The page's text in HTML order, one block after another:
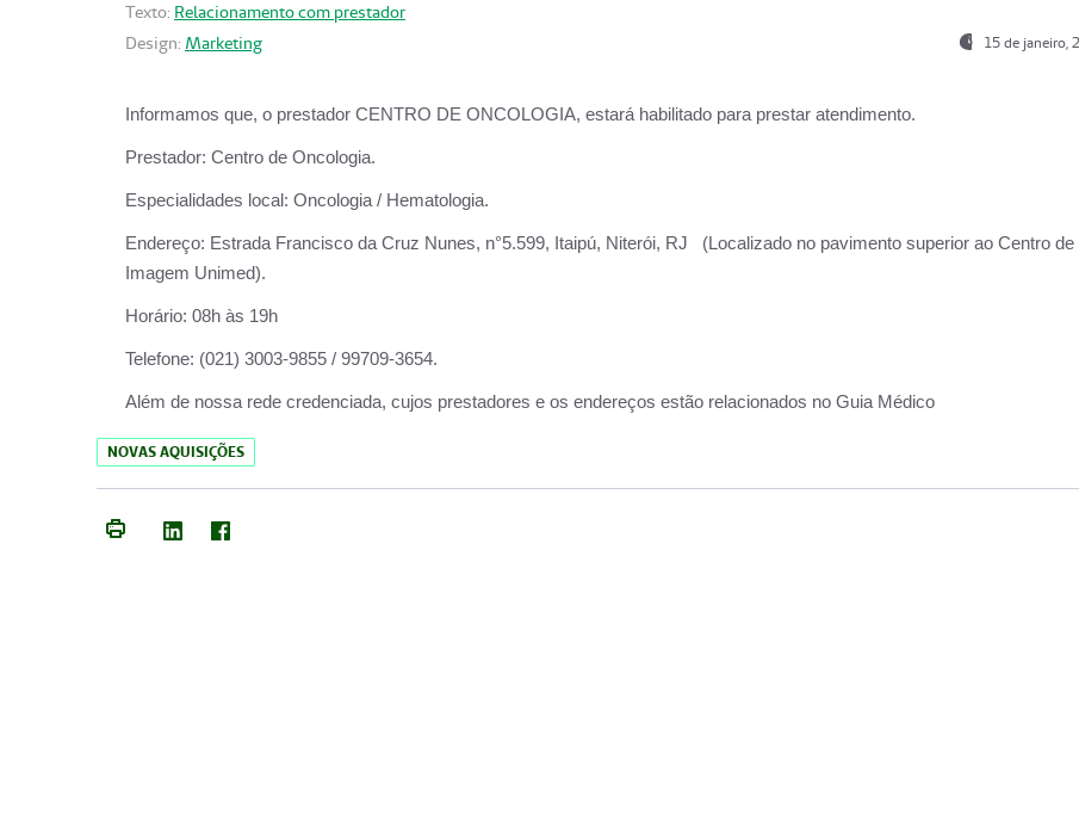
Texto: Relacionamento com prestador
Design: Marketing 15 de janeiro,
Informamos que, o prestador CENTRO DE ONCOLOGIA, estará habilitado para prestar atendimento.
Prestador: Centro de Oncologia.
Especialidades local: Oncologia / Hematologia.
Endereço: Estrada Francisco da Cruz Nunes, n°5.599, Itaipú, Niterói, RJ (Localizado no pavimento superior ao Centro de
Imagem Unimed).
Horário: 08h às 19h
Telefone: (021) 3003-9855 / 99709-3654.
Além de nossa rede credenciada, cujos prestadores e os endereços estão relacionados no Guia Médico
NOVAS AQUISIÇÕES